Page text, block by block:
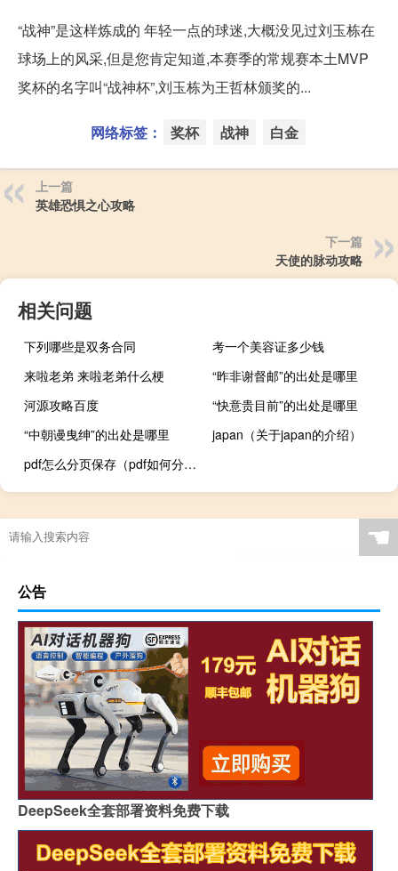
“战神”是这样炼成的 年轻一点的球迷,大概没见过刘玉栋在
球场上的风采,但是您肯定知道,本赛季的常规赛本土MVP
奖杯的名字叫“战神杯”,刘玉栋为王哲林颁奖的...
网络标签： 奖杯 战神 白金
上一篇
英雄恐惧之心攻略
下一篇
天使的脉动攻略
相关问题
下列哪些是双务合同
考一个美容证多少钱
来啦老弟 来啦老弟什么梗
“昨非谢督邮”的出处是哪里
河源攻略百度
“快意贵目前”的出处是哪里
“中朝谩曳绅”的出处是哪里
japan（关于japan的介绍）
pdf怎么分页保存（pdf如何分页保存）
☚
公告
DeepSeek全套部署资料免费下载